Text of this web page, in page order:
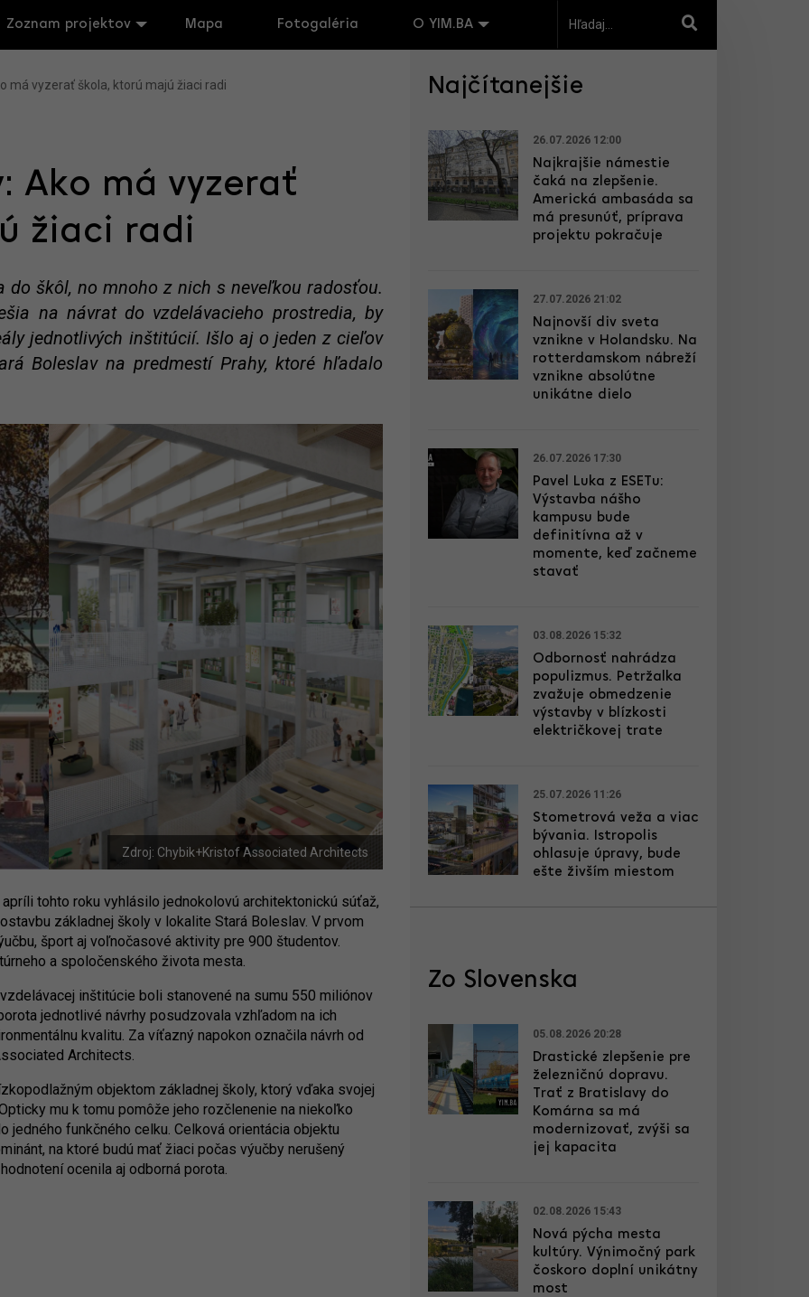
Zoznam projektov Mapa Fotogaléria O YIM.BA
má vyzerať škola, ktorú majú žiaci radi
Ako má vyzerať
žiaci radi
škôl, no mnoho z nich s neveľkou radosťou.
na návrat do vzdelávacieho prostredia, by
jednotlivých inštitúcií. Išlo aj o jeden z cieľov
Boleslav na predmestí Prahy, ktoré hľadalo
Zdroj: Chybik+Kristof Associated Architects
tohto roku vyhlásilo jednokolovú architektonickú súťaž,
základnej školy v lokalite Stará Boleslav. V prvom
šport aj voľnočasové aktivity pre 900 študentov.
a spoločenského života mesta.
inštitúcie boli stanovené na sumu 550 miliónov
jednotlivé návrhy posudzovala vzhľadom na ich
kvalitu. Za víťazný napokon označila návrh od
Architects.
objektom základnej školy, ktorý vďaka svojej
mu k tomu pomôže jeho rozčlenenie na niekoľko
jedného funkčného celku. Celková orientácia objektu
na ktoré budú mať žiaci počas výučby nerušený
ocenila aj odborná porota.
Najčítanejšie
26.07.2026 12:00
Najkrajšie námestie
čaká na zlepšenie.
Americká ambasáda sa
má presunúť, príprava
projektu pokračuje
27.07.2026 21:02
Najnovší div sveta
vznikne v Holandsku. Na
rotterdamskom nábreží
vznikne absolútne
unikátne dielo
26.07.2026 17:30
Pavel Luka z ESETu:
Výstavba nášho
kampusu bude
definitívna až v
momente, keď začneme
stavať
03.08.2026 15:32
Odbornosť nahrádza
populizmus. Petržalka
zvažuje obmedzenie
výstavby v blízkosti
električkovej trate
25.07.2026 11:26
Stometrová veža a viac
bývania. Istropolis
ohlasuje úpravy, bude
ešte živším miestom
Zo Slovenska
05.08.2026 20:28
Drastické zlepšenie pre
železničnú dopravu.
Trať z Bratislavy do
Komárna sa má
modernizovať, zvýši sa
jej kapacita
02.08.2026 15:43
Nová pýcha mesta
kultúry. Výnimočný park
čoskoro doplní unikátny
most